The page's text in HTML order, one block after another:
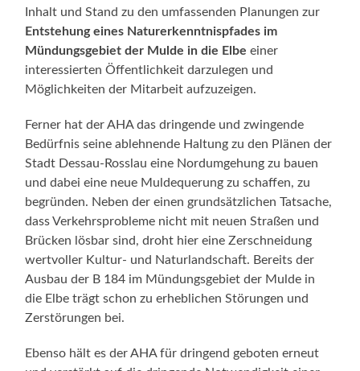
Inhalt und Stand zu den umfassenden Planungen zur
Entstehung eines Naturerkenntnispfades im
Mündungsgebiet der Mulde in die Elbeeiner
interessierten Öffentlichkeit darzulegen und
Möglichkeiten der Mitarbeit aufzuzeigen.
Ferner hat der AHA das dringende und zwingende
Bedürfnis seine ablehnende Haltung zu den Plänen der
Stadt Dessau-Rosslau eine Nordumgehung zu bauen
und dabei eine neue Muldequerung zu schaffen, zu
begründen. Neben der einen grundsätzlichen Tatsache,
dass Verkehrsprobleme nicht mit neuen Straßen und
Brücken lösbar sind, droht hier eine Zerschneidung
wertvoller Kultur- und Naturlandschaft. Bereits der
Ausbau der B 184 im Mündungsgebiet der Mulde in
die Elbe trägt schon zu erheblichen Störungen und
Zerstörungen bei.
Ebenso hält es der AHA für dringend geboten erneut